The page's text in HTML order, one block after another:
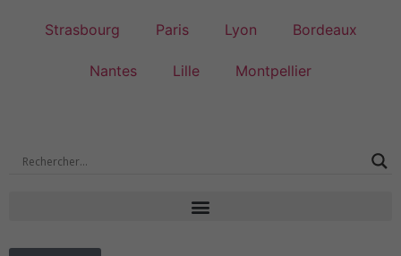
Strasbourg Paris Lyon Bordeaux
Nantes Lille Montpellier